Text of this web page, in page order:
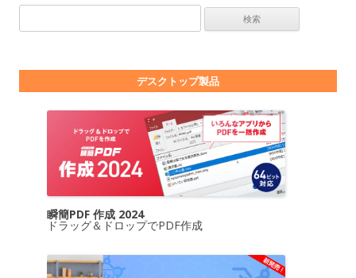
デスクトップ製品
瞬簡PDF 作成 2024
ドラッグ＆ドロップでPDF作成